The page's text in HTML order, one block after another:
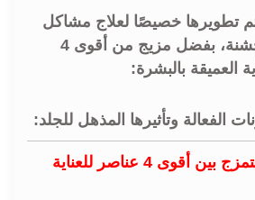
تم تطويرها خصيصًا لعلاج مشاكل
البشرة الجافة والخشنة، بفضل مزيج من أقوى 4
العميقة بالبشرة:
الفعالة وتأثيرها المذهل للجلد:
تركيبة طبية فعالة بتمزج بين أقوى 4 عناصر للعناية